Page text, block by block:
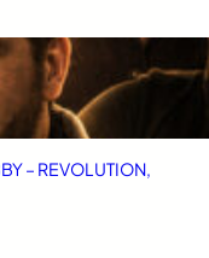
– REVOLUTION,